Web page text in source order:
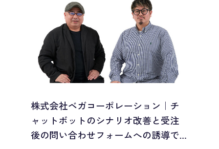
株式会社ベガコーポレーション｜チ
ャットボットのシナリオ改善と受注
後の問い合わせフォームへの誘導で...